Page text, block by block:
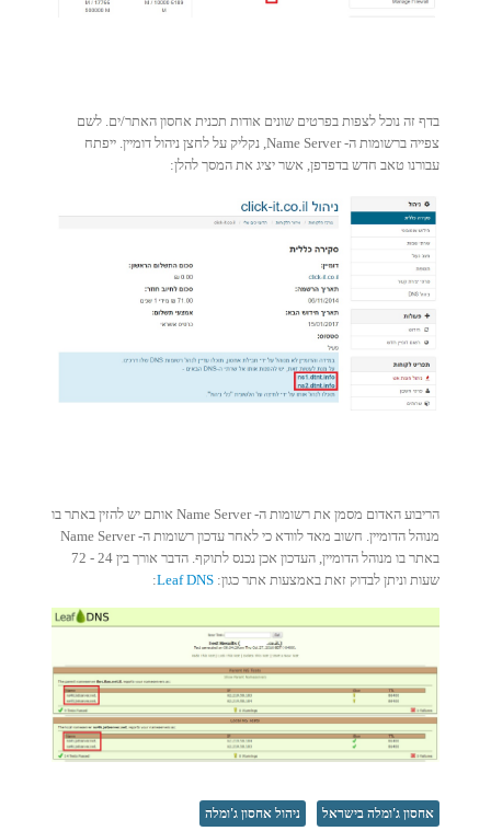
בדף זה נוכל לצפות בפרטים שונים אודות תכנית אחסון האתר/ים. לשם
צפייה ברשומות ה- Name Server, נקליק על לחצן ניהול דומיין. ייפתח
עבורנו טאב חדש בדפדפן, אשר יציג את המסך להלן:
הריבוע האדום מסמן את רשומות ה- Name Server אותם יש להזין באתר בו
מנוהל הדומיין. חשוב מאד לוודא כי לאחר עדכון רשומות ה- Name Server
באתר בו מנוהל הדומיין, העדכון אכן נכנס לתוקף. הדבר אורך בין 24 - 72
שעות וניתן לבדוק זאת באמצעות אתר כגון: Leaf DNS
:
אחסון ג'ומלה בישראל ניהול אחסון ג'ומלה